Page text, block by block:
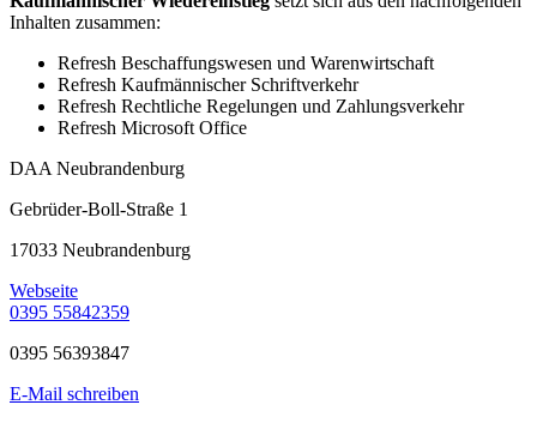
Inhalten zusammen:
Refresh Beschaffungswesen und Warenwirtschaft
Refresh Kaufmännischer Schriftverkehr
Refresh Rechtliche Regelungen und Zahlungsverkehr
Refresh Microsoft Office
DAA Neubrandenburg
Gebrüder-Boll-Straße 1
17033 Neubrandenburg
Webseite
0395 55842359
0395 56393847
E-Mail schreiben